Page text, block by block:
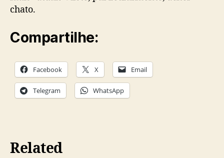
chato.
Compartilhe:
Facebook X Email
Telegram WhatsApp
Related